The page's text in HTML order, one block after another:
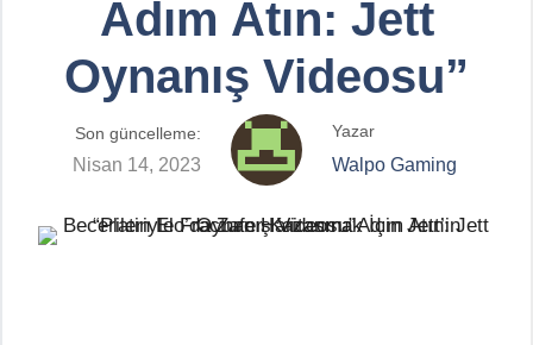
Adım Atın: Jett
Oynanış Videosu”
Son güncelleme:
Nisan 14, 2023
Yazar
Walpo Gaming